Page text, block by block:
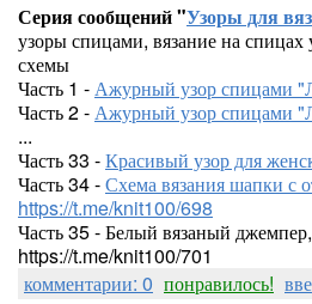
Серия сообщений "Узоры для
узоры спицами, вязание на
схемы
Часть 1 - Ажурный узор спицами
Часть 2 - Ажурный узор спицами
...
Часть 33 -Красивый узор для
Часть 34 -Схема вязания шапки с
https://t.me/knit100/698
Часть 35 - Белый вязаный джемпер,
https://t.me/knit100/701
комментарии: 0 понравилось!